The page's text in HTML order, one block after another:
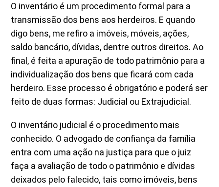
O inventário é um procedimento formal para a
transmissão dos bens aos herdeiros. E quando
digo bens, me refiro a imóveis, móveis, ações,
saldo bancário, dívidas, dentre outros direitos. Ao
final, é feita a apuração de todo patrimônio para a
individualização dos bens que ficará com cada
herdeiro. Esse processo é obrigatório e poderá ser
feito de duas formas: Judicial ou Extrajudicial.
O inventário judicial é o procedimento mais
conhecido. O advogado de confiança da família
entra com uma ação na justiça para que o juiz
faça a avaliação de todo o patrimônio e dívidas
deixados pelo falecido, tais como imóveis, bens